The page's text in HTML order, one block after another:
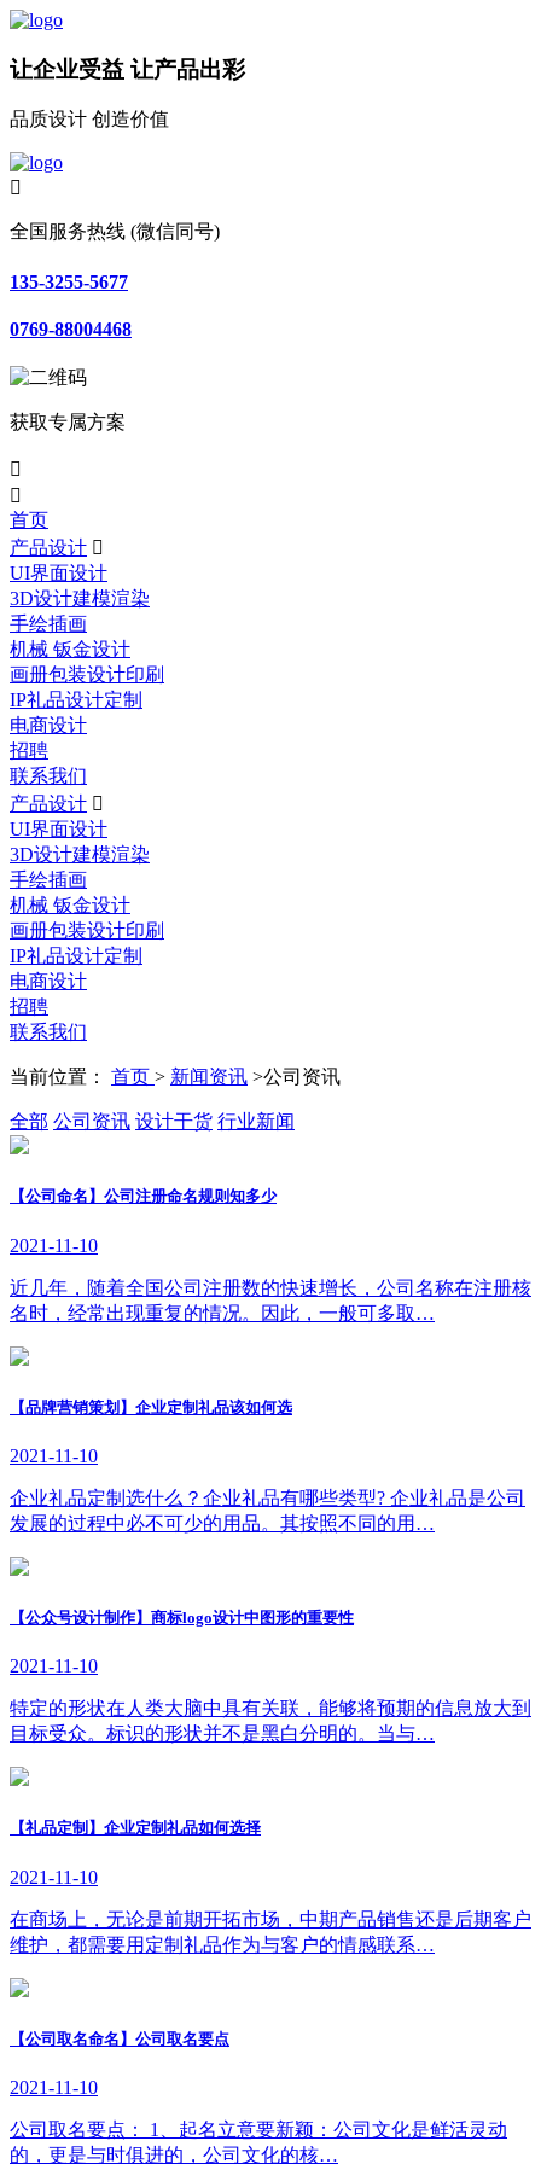
让企业受益 让产品出彩
品质设计 创造价值

全国服务热线 (微信同号)
135-3255-5677
0769-88004468
获取专属方案


首页
产品设计 
UI界面设计
3D设计建模渲染
手绘插画
机械 钣金设计
画册包装设计印刷
IP礼品设计定制
电商设计
招聘
联系我们
产品设计 
UI界面设计
3D设计建模渲染
手绘插画
机械 钣金设计
画册包装设计印刷
IP礼品设计定制
电商设计
招聘
联系我们
当前位置： 首页 > 新闻资讯 >公司资讯
全部 公司资讯 设计干货 行业新闻
【公司命名】公司注册命名规则知多少
2021-11-10
近几年，随着全国公司注册数的快速增长，公司名称在注册核
名时，经常出现重复的情况。因此，一般可多取…
【品牌营销策划】企业定制礼品该如何选
2021-11-10
企业礼品定制选什么？企业礼品有哪些类型? 企业礼品是公司
发展的过程中必不可少的用品。其按照不同的用…
【公众号设计制作】商标logo设计中图形的重要性
2021-11-10
特定的形状在人类大脑中具有关联，能够将预期的信息放大到
目标受众。标识的形状并不是黑白分明的。当与…
【礼品定制】企业定制礼品如何选择
2021-11-10
在商场上，无论是前期开拓市场，中期产品销售还是后期客户
维护，都需要用定制礼品作为与客户的情感联系…
【公司取名命名】公司取名要点
2021-11-10
公司取名要点： 1、起名立意要新颖：公司文化是鲜活灵动
的，更是与时俱进的，公司文化的核…